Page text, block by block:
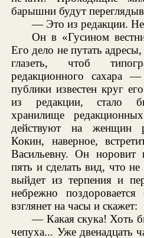
барышни будут
— Это из редакции.
Он в «Гусином
Его дело не путать
глазеть, чтоб
редакционного сахара
публики известен круг
из редакции, стало
хранилище
действуют на женщин
Кокин, наверное,
Васильевну. Он
пять и сделать вид, что не
выйдет из терпения и
небрежно
взглянет на часы и скажет:
— Какая скука! Хоть
чепуха... Уже двенадцать